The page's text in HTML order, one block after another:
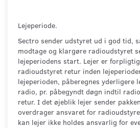
Lejeperiode.
Sectro sender udstyret ud i god tid,
modtage og klargøre radioudstyret
lejeperiodens start. Lejer er
radioudstyret retur inden
lejeperioden, påberegnes yderligere
radio, pr. påbegyndt døgn indtil
retur. I det øjeblik lejer sender
overdrager ansvaret for
kan lejer ikke holdes ansvarlig for